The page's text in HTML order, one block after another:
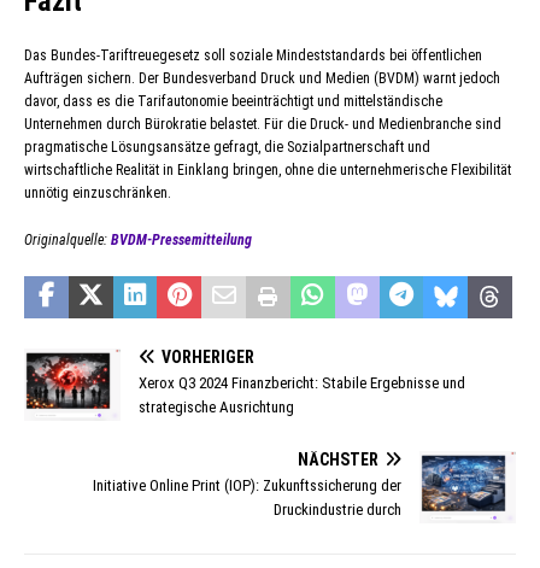
Das Bundes-Tariftreuegesetz soll soziale Mindeststandards bei öffentlichen
Aufträgen sichern. Der Bundesverband Druck und Medien (BVDM) warnt jedoch
davor, dass es die Tarifautonomie beeinträchtigt und mittelständische
Unternehmen durch Bürokratie belastet. Für die Druck- und Medienbranche sind
pragmatische Lösungsansätze gefragt, die Sozialpartnerschaft und
wirtschaftliche Realität in Einklang bringen, ohne die unternehmerische Flexibilität
unnötig einzuschränken.
Originalquelle: BVDM-Pressemitteilung
VORHERIGER
Xerox Q3 2024 Finanzbericht: Stabile Ergebnisse und
strategische Ausrichtung
NÄCHSTER
Initiative Online Print (IOP): Zukunftssicherung der
Druckindustrie durch